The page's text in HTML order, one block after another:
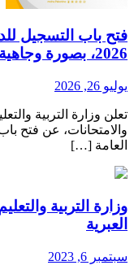
باب التسجيل
بصورة وجاهية ورقية داخل قاعات الامتحان
26, 2026
وزارة التربية
عن فتح باب
[…]
التربية
6, 2023